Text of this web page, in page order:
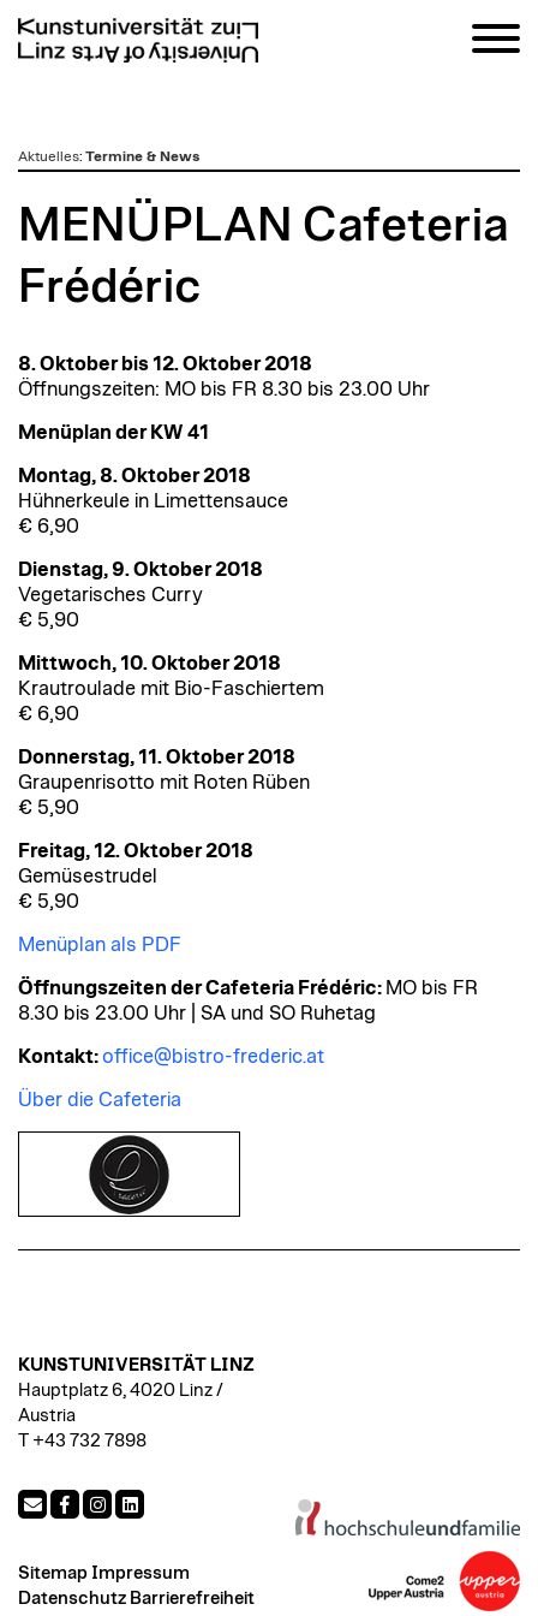
zumAktuelles: Termine & News
MENÜPLAN Cafeteria
Frédéric
8. Oktober bis 12. Oktober 2018
Öffnungszeiten: MO bis FR 8.30 bis 23.00 Uhr
Menüplan der KW 41
Montag, 8. Oktober 2018
Hühnerkeule in Limettensauce
€ 6,90
Dienstag, 9. Oktober 2018
Vegetarisches Curry
€ 5,90
Mittwoch, 10. Oktober 2018
Krautroulade mit Bio-Faschiertem
€ 6,90
Donnerstag, 11. Oktober 2018
Graupenrisotto mit Roten Rüben
€ 5,90
Freitag, 12. Oktober 2018
Gemüsestrudel
€ 5,90
Menüplan als PDF
Öffnungszeiten der Cafeteria Frédéric: MO bis FR
8.30 bis 23.00 Uhr | SA und SO Ruhetag
Kontakt:office@bistro-frederic.at
Über die Cafeteria
KUNSTUNIVERSITÄT LINZ
Hauptplatz 6, 4020 Linz /
Austria
T +43 732 7898
Sitemap Impressum
Datenschutz Barrierefreiheit